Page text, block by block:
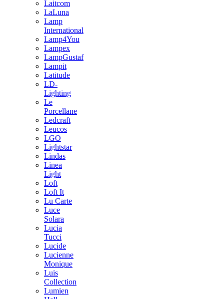
Laitcom
LaLuna
Lamp
International
Lamp4You
Lampex
LampGustaf
Lampit
Latitude
LD-
Lighting
Le
Porcellane
Ledcraft
Leucos
LGO
Lightstar
Lindas
Linea
Light
Loft
Loft It
Lu Carte
Luce
Solara
Lucia
Tucci
Lucide
Lucienne
Monique
Luis
Collection
Lumien